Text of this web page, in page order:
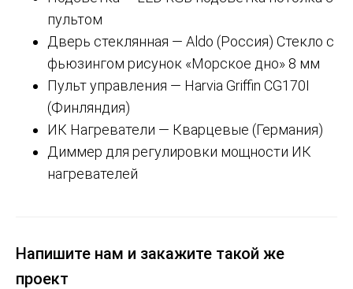
пультом
Дверь стеклянная — Aldo (Россия) Стекло с
фьюзингом рисунок «Морское дно» 8 мм
Пульт управления — Harvia Griffin CG170I
(Финляндия)
ИК Нагреватели — Кварцевые (Германия)
Диммер для регулировки мощности ИК
нагревателей
Напишите нам и закажите такой же
проект